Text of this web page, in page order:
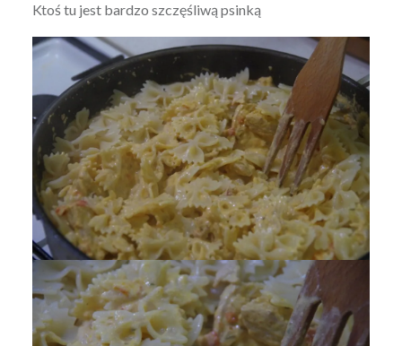
Ktoś tu jest bardzo szczęśliwą psinką